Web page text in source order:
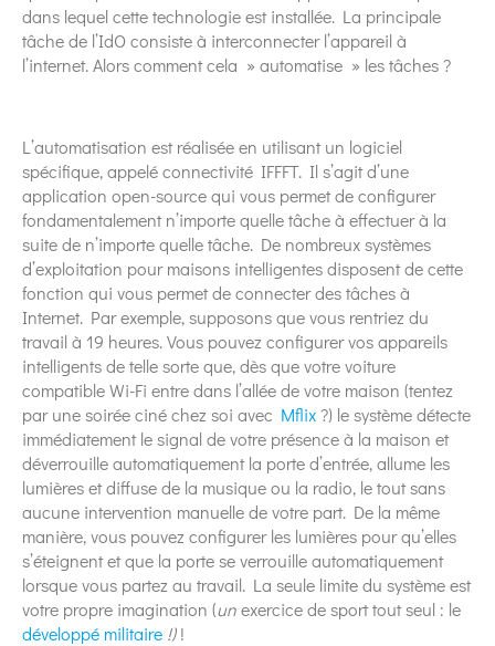
dans lequel cette technologie est installée. La principale
tâche de l’IdO consiste à interconnecter l’appareil à
l’internet. Alors comment cela » automatise » les tâches ?
L’automatisation est réalisée en utilisant un logiciel
spécifique, appelé connectivité IFFFT. Il s’agit d’une
application open-source qui vous permet de configurer
fondamentalement n’importe quelle tâche à effectuer à la
suite de n’importe quelle tâche. De nombreux systèmes
d’exploitation pour maisons intelligentes disposent de cette
fonction qui vous permet de connecter des tâches à
Internet. Par exemple, supposons que vous rentriez du
travail à 19 heures. Vous pouvez configurer vos appareils
intelligents de telle sorte que, dès que votre voiture
compatible Wi-Fi entre dans l’allée de votre maison (tentez
par une soirée ciné chez soi avec Mflix ?) le système détecte
immédiatement le signal de votre présence à la maison et
déverrouille automatiquement la porte d’entrée, allume les
lumières et diffuse de la musique ou la radio, le tout sans
aucune intervention manuelle de votre part. De la même
manière, vous pouvez configurer les lumières pour qu’elles
s’éteignent et que la porte se verrouille automatiquement
lorsque vous partez au travail. La seule limite du système est
votre propre imagination (unexercice de sport tout seul : le
développé militaire !)!